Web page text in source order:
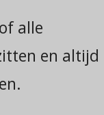
alle
en altijd